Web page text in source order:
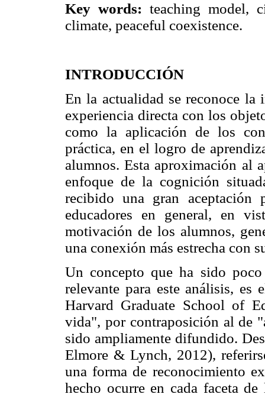
Key words: teaching model,
climate, peaceful coexistence.
INTRODUCCIÓN
En la actualidad se reconoce la
experiencia directa con los
como la aplicación de los
práctica, en el logro de
alumnos. Esta aproximación al
enfoque de la cognición
recibido una gran aceptación
educadores en general, en
motivación de los alumnos,
una conexión más estrecha con
Un concepto que ha sido
relevante para este análisis,
Harvard Graduate School of
vida", por contraposición al de
sido ampliamente difundido.
Elmore & Lynch, 2012),
una forma de reconocimiento
hecho ocurre en cada faceta